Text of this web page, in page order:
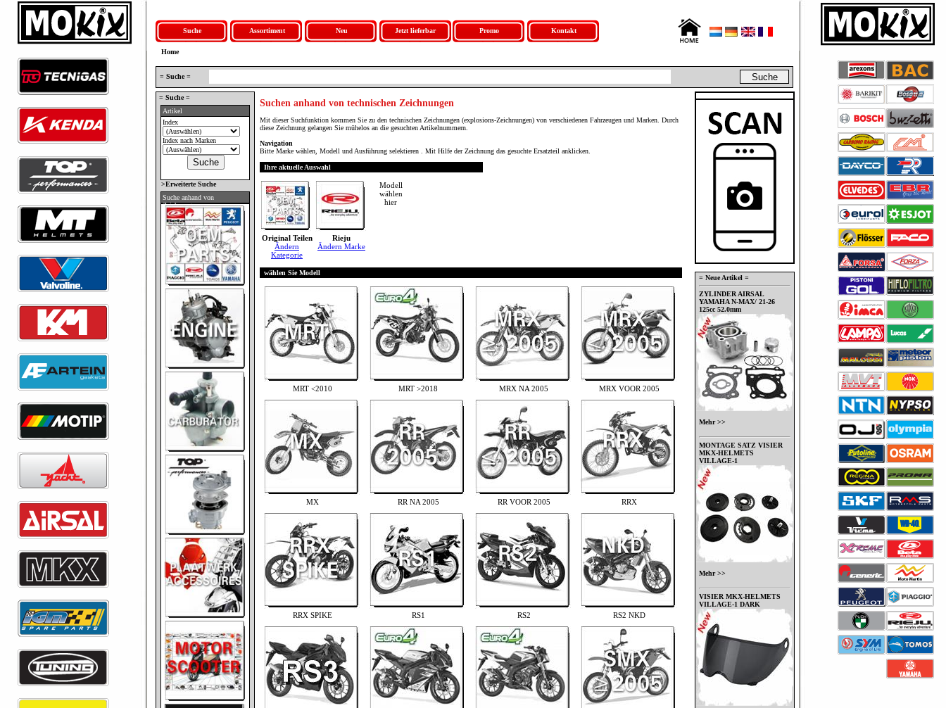
Suche Assortiment Neu Jetzt lieferbar Promo Kontakt
Home
= Suche =
= Suche =
Artikel
Index
Index nach Marken
>Erweiterte Suche
Suche anhand von
Zeichnungen
Suchen anhand von technischen Zeichnungen
Mit dieser Suchfunktion kommen Sie zu den technischen Zeichnungen (explosions-Zeichnungen) von verschiedenen Fahrzeugen und Marken. Durch
diese Zeichnung gelangen Sie mühelos an die gesuchten Artikelnummern.
Navigation
Bitte Marke wählen, Modell und Ausführung selektieren . Mit Hilfe der Zeichnung das gesuchte Ersatzteil anklicken.
Ihre aktuelle Auswahl
Original Teilen
Ändern
Kategorie
Rieju
Ändern Marke
Modell
wählen
hier
wählen Sie Modell
MRT <2010 MRT >2018 MRX NA 2005 MRX VOOR 2005
MX RR NA 2005 RR VOOR 2005 RRX
RRX SPIKE RS1 RS2 RS2 NKD
= Neue Artikel =
ZYLINDER AIRSAL
YAMAHA N-MAX/ 21-26
125cc 52.0mm
Mehr >>
MONTAGE SATZ VISIER
MKX-HELMETS
VILLAGE-1
Mehr >>
VISIER MKX-HELMETS
VILLAGE-1 DARK